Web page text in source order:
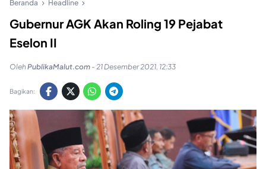
Beranda Headline
Gubernur AGK Akan Roling 19 Pejabat
Eselon II
OlehPublikaMalut.com - 21 Desember 2021, 12:33
Bagikan: